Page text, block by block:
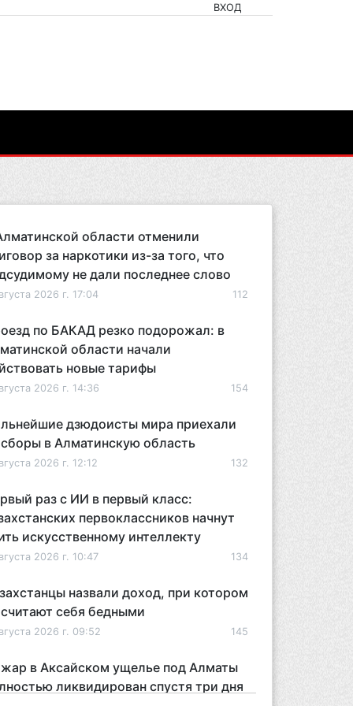
ВХОД
области отменили
за наркотики из-за того, что
не дали последнее слово
2026 г. 17:04 112
по БАКАД резко подорожал: в
области начали
новые тарифы
2026 г. 14:36 154
дзюдоисты мира приехали
сборы в Алматинскую область
2026 г. 12:12 132
раз с ИИ в первый класс:
первоклассников начнут
искусственному интеллекту
2026 г. 10:47 134
назвали доход, при котором
считают себя бедными
2026 г. 09:52 145
в Аксайском ущелье под Алматы
ликвидирован спустя три дня